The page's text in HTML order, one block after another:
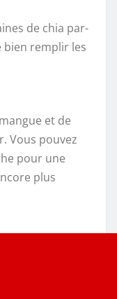
de chia par-
bien remplir les
et de
Vous pouvez
pour une
plus